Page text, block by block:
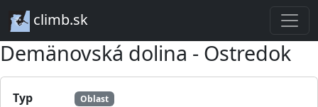
climb.sk
Demänovská dolina - Ostredok
Typ Oblast